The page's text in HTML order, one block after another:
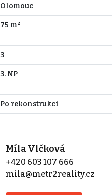
Olomouc
75 m²
3
3. NP
Po rekonstrukci
Míla Vlčková
+420 603 107 666
mila@metr2reality.cz